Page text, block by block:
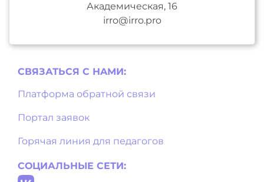
Академическая, 16
irro@irro.pro
СВЯЗАТЬСЯ С НAМИ:
Платформа обратной связи
Портал заявок
Горячая линия для педагогов
СОЦИАЛЬНЫЕ СЕТИ: